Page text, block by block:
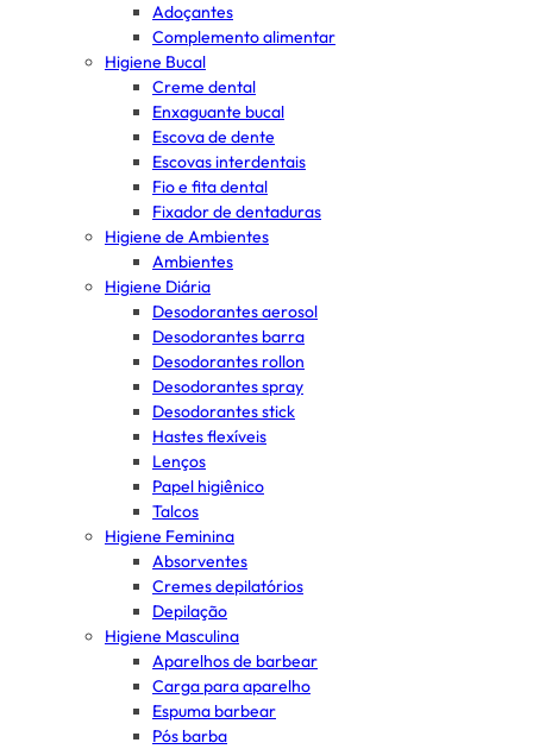
Adoçantes
Complemento alimentar
Higiene Bucal
Creme dental
Enxaguante bucal
Escova de dente
Escovas interdentais
Fio e fita dental
Fixador de dentaduras
Higiene de Ambientes
Ambientes
Higiene Diária
Desodorantes aerosol
Desodorantes barra
Desodorantes rollon
Desodorantes spray
Desodorantes stick
Hastes flexíveis
Lenços
Papel higiênico
Talcos
Higiene Feminina
Absorventes
Cremes depilatórios
Depilação
Higiene Masculina
Aparelhos de barbear
Carga para aparelho
Espuma barbear
Pós barba